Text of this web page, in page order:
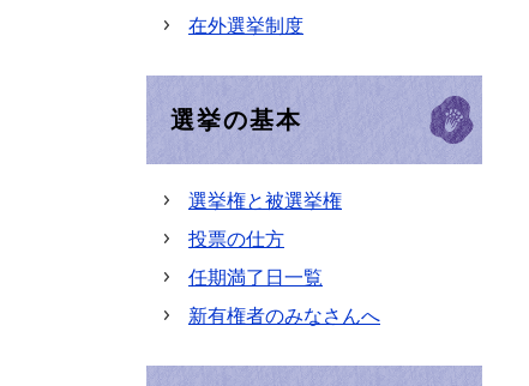
在外選挙制度
選挙の基本
選挙権と被選挙権
投票の仕方
任期満了日一覧
新有権者のみなさんへ